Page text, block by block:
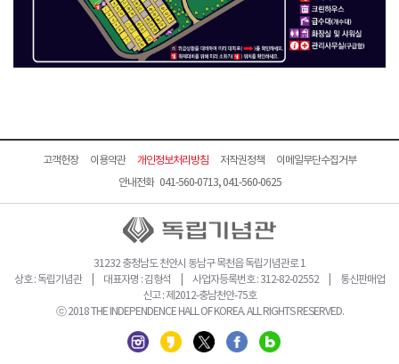
고객헌장 이용약관 개인정보처리방침 저작권정책
이메일무단수집거부
안내전화 041-560-0713, 041-560-0625
31232 충청남도 천안시 동남구 목천읍 독립기념관로 1
상호 : 독립기념관 | 대표자명 : 김형석 | 사업자등록번호 : 312-82-02552 | 통신판매업
신고 : 제2012-충남천안-75호
ⓒ 2018 THE INDEPENDENCE HALL OF KOREA. ALL RIGHTS RESERVED.